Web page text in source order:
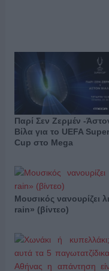
Παρί Σεν Ζερμέν -
Βίλα για το UEFA Super
Cup στο Mega
Μουσικός νανουρίζει
rain» (βίντεο)